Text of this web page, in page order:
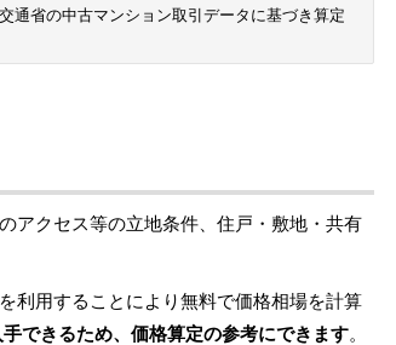
通省の中古マンション取引データに基づき算定
アクセス等の立地条件、住戸・敷地・共有
を利用することにより無料で価格相場を計算
できるため、価格算定の参考にできます。